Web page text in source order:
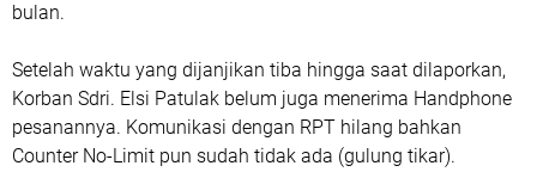
bulan.
Setelah waktu yang dijanjikan tiba hingga saat dilaporkan,
Korban Sdri. Elsi Patulak belum juga menerima Handphone
pesanannya. Komunikasi dengan RPT hilang bahkan
Counter No-Limit pun sudah tidak ada (gulung tikar).